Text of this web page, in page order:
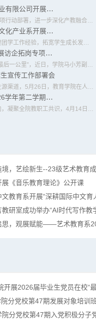
访企拓岗丨教育学院赴福建恒捷实业有限公司开展访企拓岗专项交流
为深入贯彻落实高校“访企拓岗促就业”专项行动部署，进一步深化产教融合与校企协同育人机制，拓宽毕业生实习就业渠道，助力学子实现高质量就业与职业发展，近日，学院艺术教育系主任石敏及教师林景春、徐若煌一行赴福建省制造业民营企业50强——福建恒捷实业有限公司开展访企拓岗专项交流活动。此次走访受到福建恒捷实业有限公司的高度重视与热情接待。公司总经理陈佳榕、人事总监连雪花、总经办主任林勋三位核心管理层领导全...
教育学院赴福建师范大学协和学院文化产业系开展调研交流
为深化校际协作，互鉴育人、就业、党建团学工作经验，拓宽学生成长发展路径，6月12日，我院分党委书记、副院长陈铭帅带队，团委书记、办公室副主任修丽萍，团委副书记郭怡，辅导员董钠、李启俊、田甜一行前往福建师范大学协和学院文化产业系开展调研交流，双方围绕人才培养、党建品牌建设、团学发展和宣传矩阵建设等内容深入交流。座谈会上，两院分别介绍院系办学基本概况。协和学院文化产业系党总支书记许琛对我院到访团队表示...
访企拓岗 | 教育学院赴云思托管开展访企拓岗专项对接
为精准对接行业需求，打通毕业生就业“最后一公里”，近日，学院马小芳副院长、艺术教育系石敏主任一行，走进福州市长乐区云思校外托管服务有限公司，与企业负责人杨经理开展专项对接座谈，围绕人才输送与实习就业落地展开深度交流。云思托管深耕校外托管与课后服务领域，聚焦中小学生学业辅导、习惯养成与素质拓展，目前校区运营、教学管理、课程研发等岗位均有人才缺口，尤其青睐具备教育专业背景、擅长沟通协作与课堂管理的...
宣传工作部署会
为进一步提升学院生源质量，拓宽优质生源渠道，5月26日，教育学院在人文4-407会议室召开2026年招生宣传工作部署会，分党委书记、副院长陈铭帅，副院长马小芳，副院长罗彬，各系/教研室主任，院办公室负责同志参加本次会议。 会上，马小芳结合专业建设与人才培养实际，指出，要立足学院四个专业的核心优势，将课程体系、实践教学、师资力量、升学就业等核心亮点融入宣传内容，以扎实的专业实力提升招生吸引力，精准吸纳优质生源...
学院动态｜教育学院召开2025-2026学年第二学期全院教职工大会
为总结上半学期工作、明确下一阶段方向，凝聚全院教职工共识，4月14日，教育学院召开2025-2026学年第二学期全院教职工大会。参加会议的有学院分党委书记、副院长陈铭帅，副院长马小芳，副院长罗彬，全体教职工。会议由办公室副主任黄慧主持。会上，马小芳副院长围绕教学科研工作与教学质量提升，部署下一阶段重点任务。她强调，2026年是学校审核评估整改关键之年，全院需将整改工作放在重要位置，以评促改提升教学质量。在教学...
《音乐教育理论》公开课